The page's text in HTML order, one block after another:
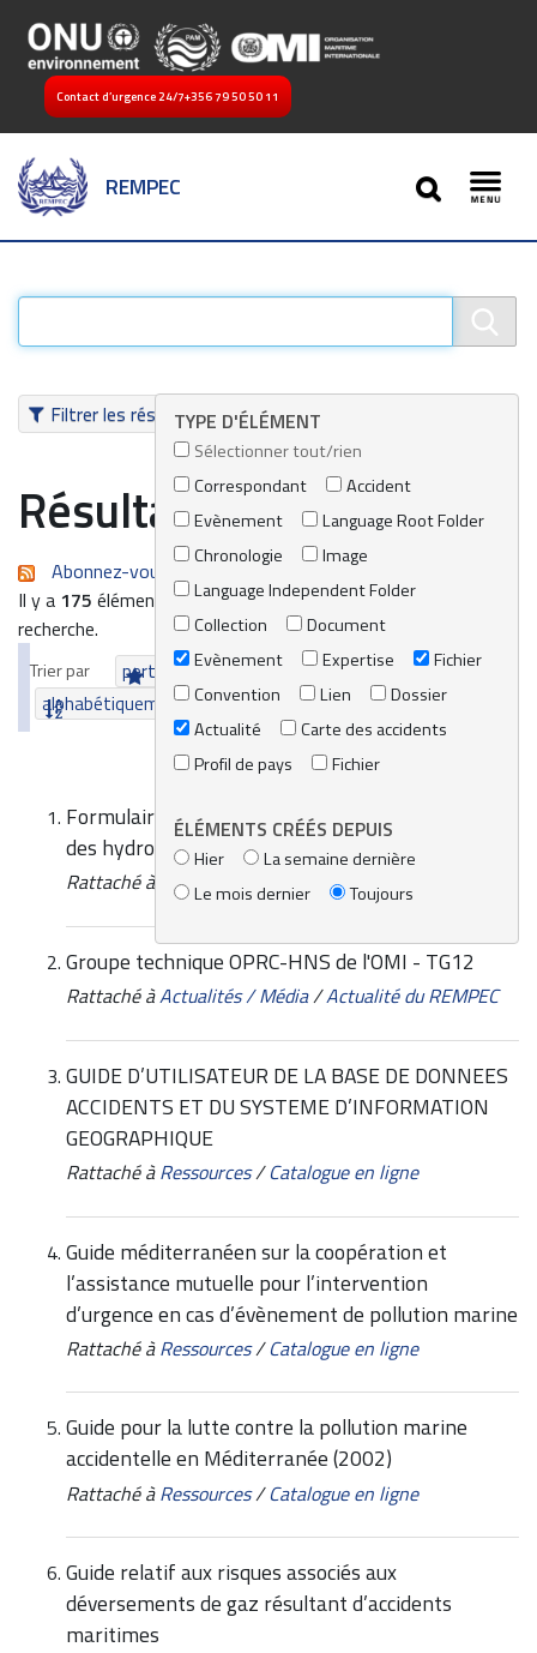
Contact d’urgence 24/7+356 79 50 50 11
REMPEC
SEARCH
Filtrer les résultatsTYPE D'ÉLÉMENT
Sélectionner tout/rien
Correspondant
Accident
Evènement
Language Root Folder
Chronologie
Image
Language Independent Folder
Collection
Document
Evènement
Expertise
Fichier
Convention
Lien
Dossier
Actualité
Carte des accidents
Profil de pays
Fichier
ÉLÉMENTS CRÉÉS DEPUIS
Hier
La semaine dernière
Le mois dernier
Toujours
Résultats de recherche
Abonnez-vous au flux RSS de cette recherche
Il y a 175 éléments qui correspondent à vos termes de
recherche.
Trier par pertinence
date (le plus récent en premier)
alphabétiquement
Formulaire d’évaluation des littoraux pollués par
des hydrocarbures
Rattaché à Ressources / Catalogue en ligne
Groupe technique OPRC-HNS de l'OMI - TG12
Rattaché àActualités / Média/Actualité du REMPEC
GUIDE D’UTILISATEUR DE LA BASE DE DONNEES
ACCIDENTS ET DU SYSTEME D’INFORMATION
GEOGRAPHIQUE
Rattaché à Ressources/Catalogue en ligne
Guide méditerranéen sur la coopération et
l’assistance mutuelle pour l’intervention
d’urgence en cas d’évènement de pollution marine
Rattaché à Ressources/Catalogue en ligne
Guide pour la lutte contre la pollution marine
accidentelle en Méditerranée (2002)
Rattaché à Ressources/Catalogue en ligne
Guide relatif aux risques associés aux
déversements de gaz résultant d’accidents
maritimes